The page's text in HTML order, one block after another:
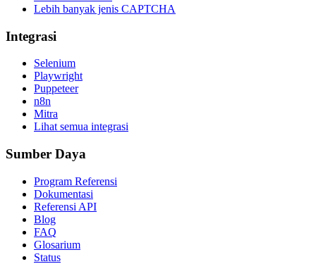
Lebih banyak jenis CAPTCHA
Integrasi
Selenium
Playwright
Puppeteer
n8n
Mitra
Lihat semua integrasi
Sumber Daya
Program Referensi
Dokumentasi
Referensi API
Blog
FAQ
Glosarium
Status